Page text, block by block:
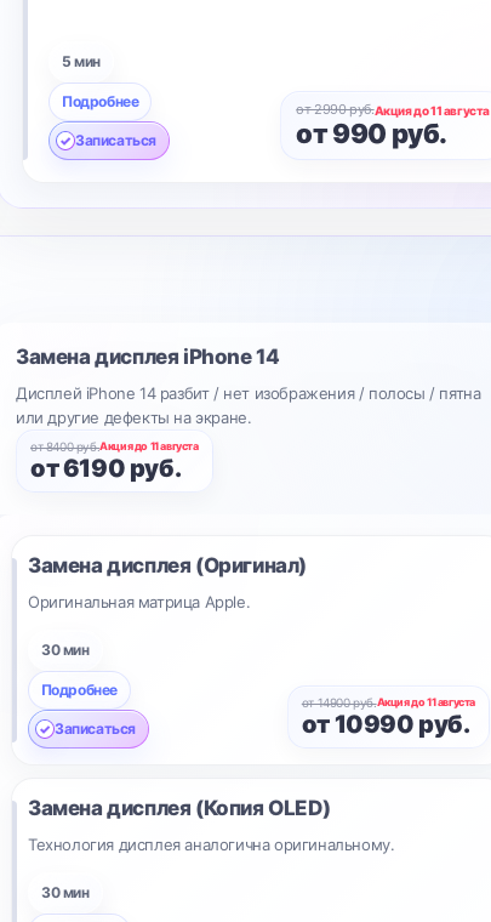
Замена дисплея iPhone 14
Дисплей iPhone 14 разбит / нет изображения / полосы / пятна
или другие дефекты на экране.
от 8400 руб.Акция до 11 августа
от 6190 руб.
Замена дисплея (Оригинал)
Оригинальная матрица Apple.
30 мин
Подробнее
Записаться
от 14900 руб.Акция до 11 августа
от 10990 руб.
Замена дисплея (Копия OLED)
Технология дисплея аналогична оригинальному.
30 мин
5 мин
Подробнее
Записаться
от 2990 руб.Акция до 11 августа
от 990 руб.